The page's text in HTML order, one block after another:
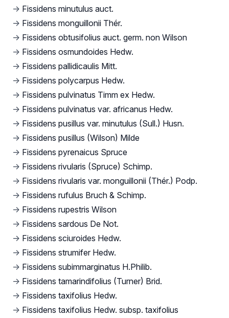
→ Fissidens minutulus auct.
→ Fissidens monguillonii Thér.
→ Fissidens obtusifolius auct. germ. non Wilson
→ Fissidens osmundoides Hedw.
→ Fissidens pallidicaulis Mitt.
→ Fissidens polycarpus Hedw.
→ Fissidens pulvinatus Timm ex Hedw.
→ Fissidens pulvinatus var. africanus Hedw.
→ Fissidens pusillus var. minutulus (Sull.) Husn.
→ Fissidens pusillus (Wilson) Milde
→ Fissidens pyrenaicus Spruce
→ Fissidens rivularis (Spruce) Schimp.
→ Fissidens rivularis var. monguillonii (Thér.) Podp.
→ Fissidens rufulus Bruch & Schimp.
→ Fissidens rupestris Wilson
→ Fissidens sardous De Not.
→ Fissidens sciuroides Hedw.
→ Fissidens strumifer Hedw.
→ Fissidens subimmarginatus H.Philib.
→ Fissidens tamarindifolius (Turner) Brid.
→ Fissidens taxifolius Hedw.
→ Fissidens taxifolius Hedw. subsp. taxifolius